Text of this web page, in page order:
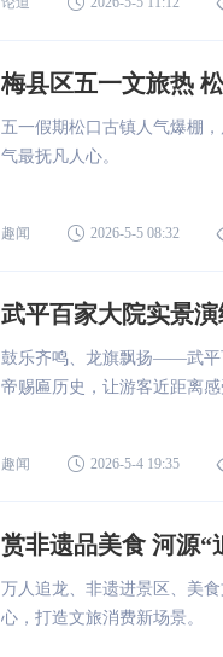
梅县区五一文旅热
五一假期松口古镇人气爆棚
气最抚凡人心。
趣闻 2026-5-5 08:32
武平百家大院实景
鼓乐齐鸣、龙旗飘扬——武平
帝赐匾历史，让游客近距离感
趣闻 2026-5-4 19:35
赏非遗品美食 河源“
万人追龙、非遗进景区、美
心，打造文旅消费新场景。